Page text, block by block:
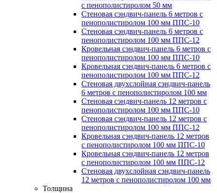
с пенополистиролом 50 мм
Стеновая сэндвич-панель 6 метров с
пенополистиролом 100 мм ППС-10
Стеновая сэндвич-панель 6 метров с
пенополистиролом 100 мм ППС-12
Кровельная сэндвич-панель 6 метров с
пенополистиролом 100 мм ППС-10
Кровельная сэндвич-панель 6 метров с
пенополистиролом 100 мм ППС-12
Стеновая двухслойная сэндвич-панель
6 метров с пенополистиролом 100 мм
Стеновая сэндвич-панель 12 метров с
пенополистиролом 100 мм ППС-10
Стеновая сэндвич-панель 12 метров с
пенополистиролом 100 мм ППС-12
Кровельная сэндвич-панель 12 метров
с пенополистиролом 100 мм ППС-10
Кровельная сэндвич-панель 12 метров
с пенополистиролом 100 мм ППС-12
Стеновая двухслойная сэндвич-панель
12 метров с пенополистиролом 100 мм
Толщина